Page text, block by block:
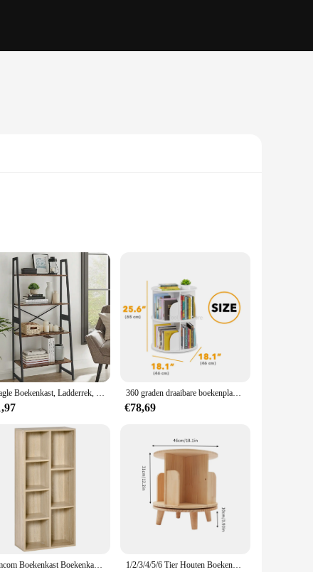
Crafted from premium solid wood, this boekenkast
make it a versatile addition to any room, serving as a
you prefer to showcase your favorite titles or keep
robust construction guarantees that your books
various interior decor themes, making it a
to your office, or create a visually appealing book
excellent investment for both personal and
Vasagle Boekenkast, Ladderrek, 4-niveau Standaard Rek, Bamboe Rek, Eenvoudige Montage Voor Woonkamer 360 graden draaibare boekenplank opbergplank kinderboekenplank meerlaagse boekenkast opbergrek huishoudelijke hoekboekenkast
€78,69
Homcom Boekenkast Boekenkast Met 7 Vakken Opbergbestanden Voor Slaapkamer Kantoor 50X24X106 Cm Wit 1/2/3/4/5/6 Tier Houten Boekenkast Draaibare Vloerstandaard Multifunctionele Vitrine Organisator